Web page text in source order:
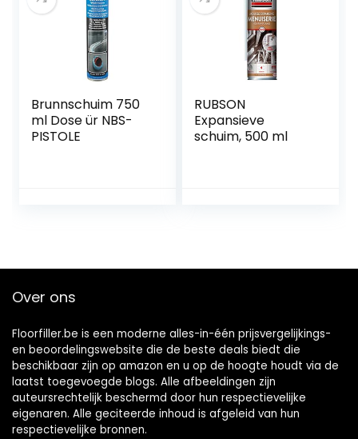
Brunnschuim 750
ml Dose ür NBS-
PISTOLE
RUBSON
Expansieve
schuim, 500 ml
Over ons
Floorfiller.be is een moderne alles-in-één prijsvergelijkings-
en beoordelingswebsite die de beste deals biedt die
beschikbaar zijn op amazon en u op de hoogte houdt via de
laatst toegevoegde blogs. Alle afbeeldingen zijn
auteursrechtelijk beschermd door hun respectievelijke
eigenaren. Alle geciteerde inhoud is afgeleid van hun
respectievelijke bronnen.